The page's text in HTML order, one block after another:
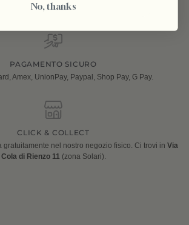
nell’UE.
PAGAMENTO SICURO
Amex, UnionPay, Paypal, Shop Pay, G Pay.
CLICK & COLLECT
gratuitamente nel nostro negozio fisico. Ci trovi in Via
Cola di Rienzo 11 (zona Solari).
No, thanks